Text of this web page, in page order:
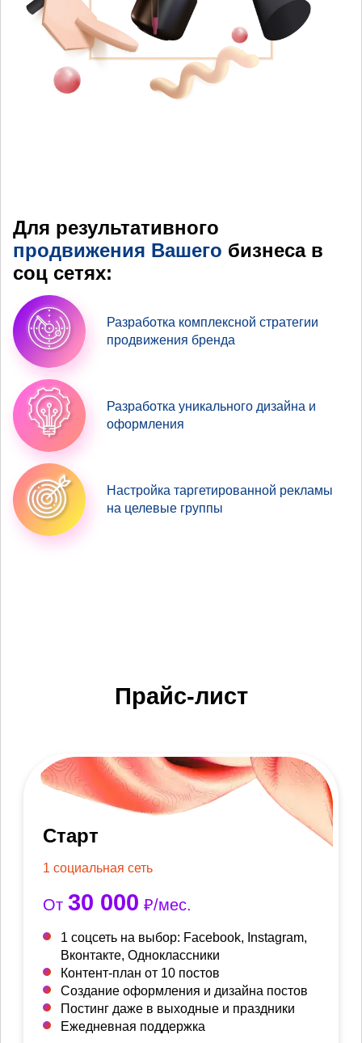
Для результативного
продвижения Вашего бизнеса в
соц сетях:
Разработка комплексной стратегии
продвижения бренда
Разработка уникального дизайна и
оформления
Настройка таргетированной рекламы
на целевые группы
Прайс-лист
Старт
1 социальная сеть
От 30 000 ₽/мес.
1 соцсеть на выбор: Facebook, Instagram,
Вконтакте, Одноклассники
Контент-план от 10 постов
Создание оформления и дизайна постов
Постинг даже в выходные и праздники
Ежедневная поддержка